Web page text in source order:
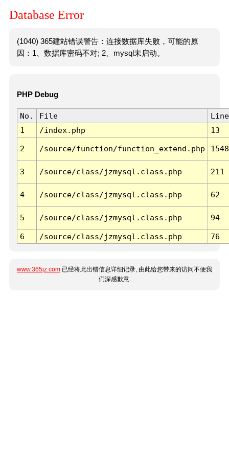
Database Error
(1040) 365建站错误警告：连接数据库失败，可能的原
因：1、数据库密码不对; 2、mysql未启动。
PHP Debug
No. File
Line
1
/index.php 13
2 /source/function/function_extend.php 1548
3 /source/class/jzmysql.class.php 211
4 /source/class/jzmysql.class.php 62
5 /source/class/jzmysql.class.php 94
6 /source/class/jzmysql.class.php 76
www.365jz.com 已经将此出错信息详细记录, 由此给您带来的访问不便我
们深感歉意.